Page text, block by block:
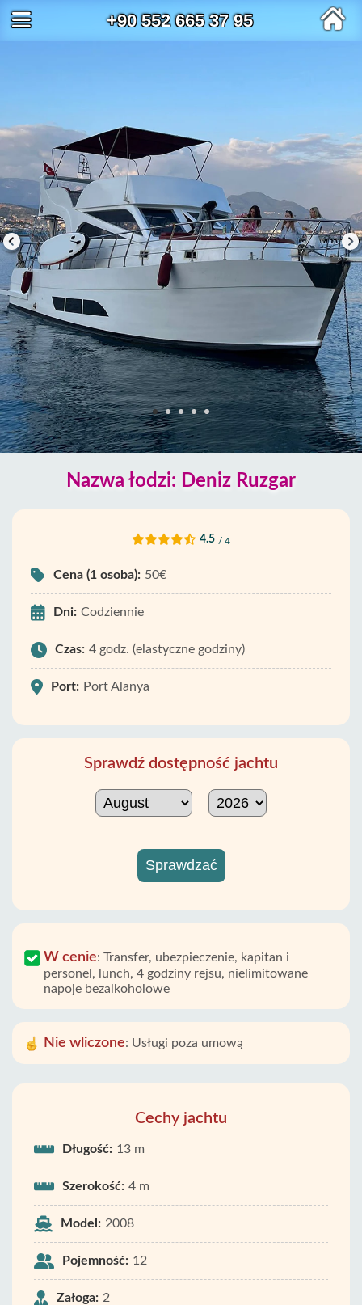
+90 552 665 37 95
Nazwa łodzi: Deniz Ruzgar
4.5 / 4
Cena (1 osoba): 50€
Dni: Codziennie
Czas: 4 godz. (elastyczne godziny)
Port: Port Alanya
Sprawdź dostępność jachtu
Sprawdzać
W cenie: Transfer, ubezpieczenie, kapitan i
personel, lunch, 4 godziny rejsu, nielimitowane
napoje bezalkoholowe
Nie wliczone: Usługi poza umową
Cechy jachtu
Długość: 13 m
Szerokość: 4 m
Model: 2008
Pojemność: 12
Załoga: 2